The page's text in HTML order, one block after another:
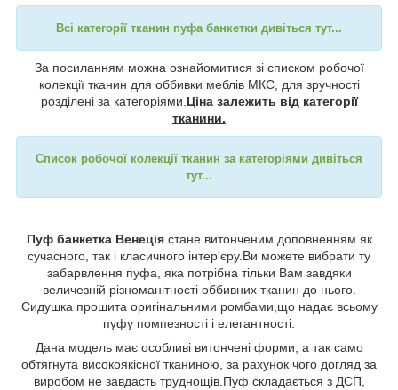
Всі категорії тканин пуфа банкетки дивіться тут...
За посиланням можна ознайомитися зі списком робочої
колекції тканин для оббивки меблів МКС, для зручності
розділені за категоріями.Ціна залежить від категорії
тканини.
Список робочої колекції тканин за категоріями дивіться
тут...
Пуф банкетка Венеціястане витонченим доповненням як
сучасного, так і класичного інтер'єру.Ви можете вибрати ту
забарвлення пуфа, яка потрібна тільки Вам завдяки
величезній різноманітності оббивних тканин до нього.
Сидушка прошита оригінальними ромбами,що надає всьому
пуфу помпезності і елегантності.
Дана модель має особливі витончені форми, а так само
обтягнута високоякісної тканиною, за рахунок чого догляд за
виробом не завдасть труднощів.Пуф складається з ДСП,